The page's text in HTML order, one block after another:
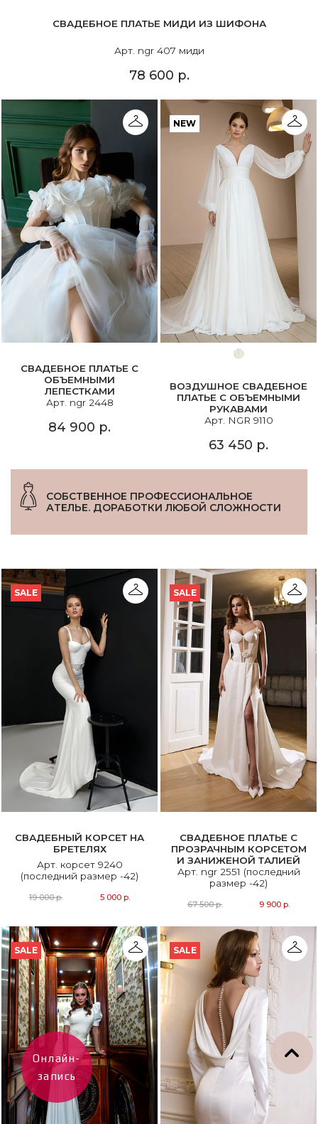
СВАДЕБНОЕ ПЛАТЬЕ МИДИ ИЗ ШИФОНА
Арт. ngr 407 миди
78 600 р.
СВАДЕБНОЕ ПЛАТЬЕ С
ОБЪЕМНЫМИ
ЛЕПЕСТКАМИ
Арт. ngr 2448
84 900 р.
NEW
ВОЗДУШНОЕ СВАДЕБНОЕ
ПЛАТЬЕ С ОБЪЕМНЫМИ
РУКАВАМИ
Арт. NGR 9110
63 450 р.
СОБСТВЕННОЕ ПРОФЕССИОНАЛЬНОЕ
АТЕЛЬЕ. ДОРАБОТКИ ЛЮБОЙ СЛОЖНОСТИ
SALE
СВАДЕБНЫЙ КОРСЕТ НА
БРЕТЕЛЯХ
Арт. корсет 9240
(последний размер -42)
19 000 р. 5 000 р.
SALE
СВАДЕБНОЕ ПЛАТЬЕ С
ПРОЗРАЧНЫМ КОРСЕТОМ
И ЗАНИЖЕНОЙ ТАЛИЕЙ
Арт. ngr 2551 (последний
размер -42)
67 500 р. 9 900 р.
SALE SALE
Онлайн-
запись